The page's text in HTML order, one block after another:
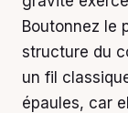
Boutonnez le
structure du
un fil
épaules, car